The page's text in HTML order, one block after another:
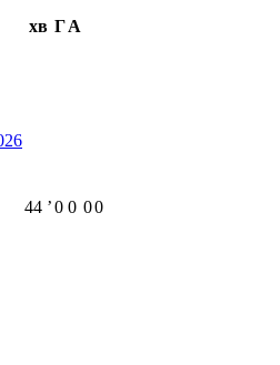
хв ГА
44 ʼ0 0 00